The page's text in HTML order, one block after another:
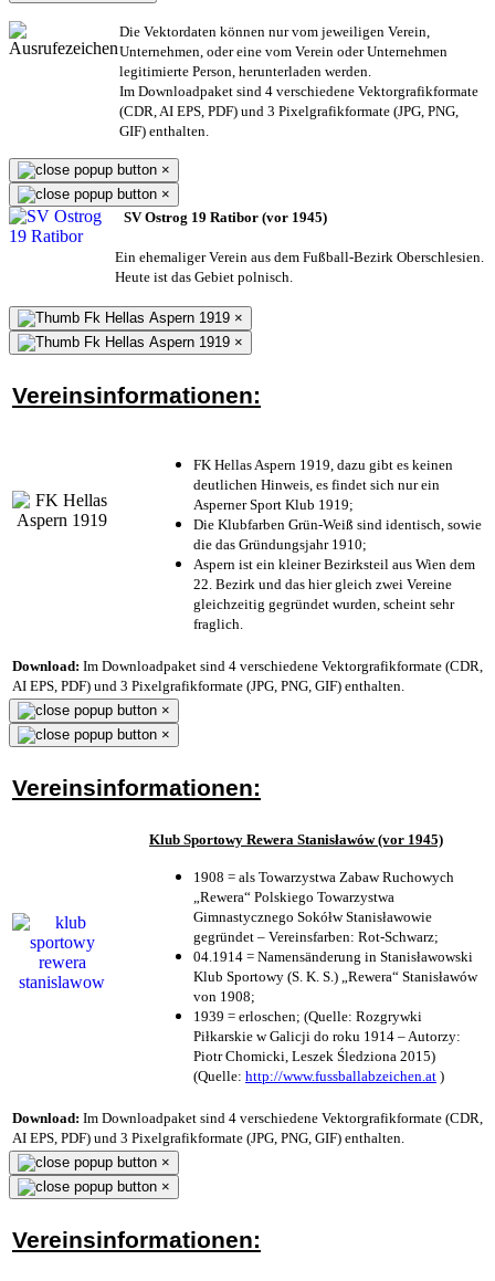
Die Vektordaten können nur vom jeweiligen Verein,
Unternehmen, oder eine vom Verein oder Unternehmen
legitimierte Person, herunterladen werden.
Im Downloadpaket sind 4 verschiedene Vektorgrafikformate
(CDR, AI EPS, PDF) und 3 Pixelgrafikformate (JPG, PNG,
GIF) enthalten.
×
×
SV Ostrog 19 Ratibor (vor 1945)
Ein ehemaliger Verein aus dem Fußball-Bezirk Oberschlesien.
Heute ist das Gebiet polnisch.
×
×
Vereinsinformationen:
FK Hellas Aspern 1919, dazu gibt es keinen
deutlichen Hinweis, es findet sich nur ein
Asperner Sport Klub 1919;
Die Klubfarben Grün-Weiß sind identisch, sowie
die das Gründungsjahr 1910;
Aspern ist ein kleiner Bezirksteil aus Wien dem
22. Bezirk und das hier gleich zwei Vereine
gleichzeitig gegründet wurden, scheint sehr
fraglich.
Download: Im Downloadpaket sind 4 verschiedene Vektorgrafikformate (CDR,
AI EPS, PDF) und 3 Pixelgrafikformate (JPG, PNG, GIF) enthalten.
×
×
Vereinsinformationen:
Klub Sportowy Rewera Stanisławów (vor 1945)
1908 = als Towarzystwa Zabaw Ruchowych
„Rewera“ Polskiego Towarzystwa
Gimnastycznego Sokółw Stanisławowie
gegründet – Vereinsfarben: Rot-Schwarz;
04.1914 = Namensänderung in Stanisławowski
Klub Sportowy (S. K. S.) „Rewera“ Stanisławów
von 1908;
1939 = erloschen; (Quelle: Rozgrywki
Piłkarskie w Galicji do roku 1914 – Autorzy:
Piotr Chomicki, Leszek Śledziona 2015)
(Quelle: http://www.fussballabzeichen.at )
Download: Im Downloadpaket sind 4 verschiedene Vektorgrafikformate (CDR,
AI EPS, PDF) und 3 Pixelgrafikformate (JPG, PNG, GIF) enthalten.
×
×
Vereinsinformationen: